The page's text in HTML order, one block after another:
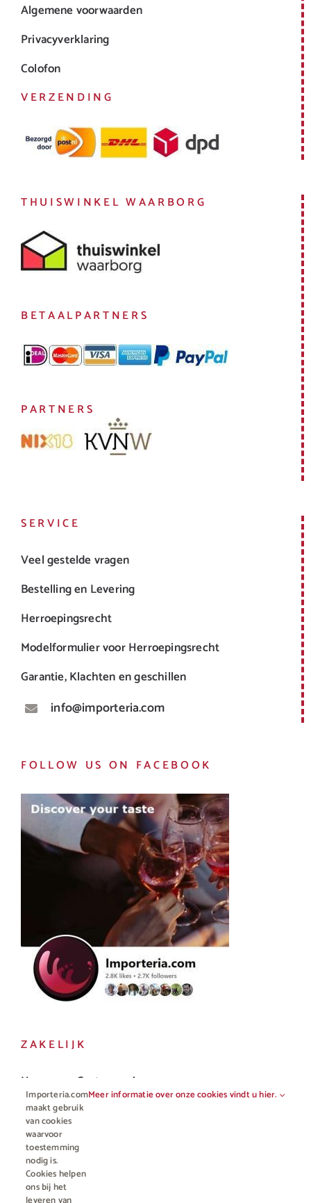
Algemene voorwaarden
Privacyverklaring
Colofon
VERZENDING
THUISWINKEL WAARBORG
BETAALPARTNERS
PARTNERS
SERVICE
Veel gestelde vragen
Bestelling en Levering
Herroepingsrecht
Modelformulier voor Herroepingsrecht
Garantie, Klachten en geschillen
info@importeria.com
FOLLOW US ON FACEBOOK
ZAKELIJK
Horeca en Gastronomie
Vakhandel
Importeria.com
maakt gebruik
van cookies
waarvoor
toestemming
nodig is.
Cookies helpen
ons bij het
Meer informatie over onze cookies vindt u hier.